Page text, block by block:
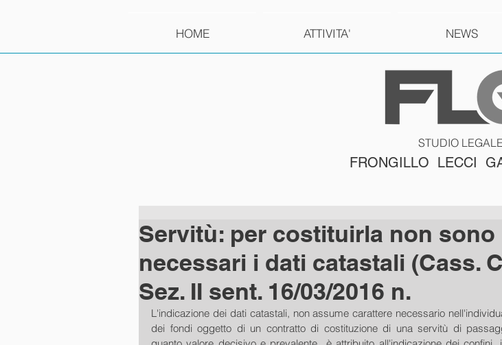
HOME ATTIVITA' NEWS
STUDIO LEGALE
FRONGILLO LECCI
Servitù: per costituirla non sono
necessari i dati catastali (Cass.
Sez. II sent. 16/03/2016 n.
L'indicazione dei dati catastali, non assume carattere necessario
dei fondi oggetto di un contratto di costituzione di una servitù di